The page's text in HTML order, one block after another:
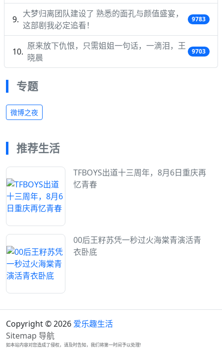
大梦归离团队建设了 熟悉的面孔与颜值盛宴，
这部剧我必定追看！
9783
原来放下仇恨，只需姐姐一句话，一滴泪，王
晓晨
9703
专题
微博之夜
推荐生活
TFBOYS出道十三周年，8月6日重庆再
忆青春
00后王籽苏凭一秒过火海棠青演活青
衣卧底
Copyright © 2026 爱乐趣生活
Sitemap 导航
如本站内容对您造成了侵权，请及时告知，我们将第一时间予以处理!